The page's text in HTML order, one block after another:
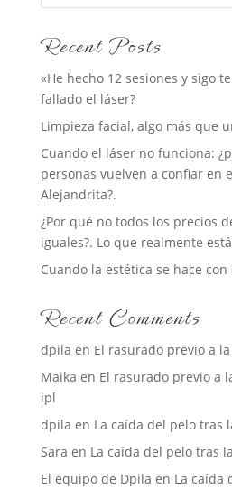
Recent Posts
«He hecho 12 sesiones y sigo
fallado el láser?
Limpieza facial, algo más que
Cuando el láser no funciona:
personas vuelven a confiar en
Alejandrita?.
¿Por qué no todos los precios
iguales?. Lo que realmente
Cuando la estética se hace con
Recent Comments
dpila en El rasurado previo a
Maika en El rasurado previo a
ipl
dpila en La caída del pelo tras
Sara en La caída del pelo tras
El equipo de Dpila en La caída